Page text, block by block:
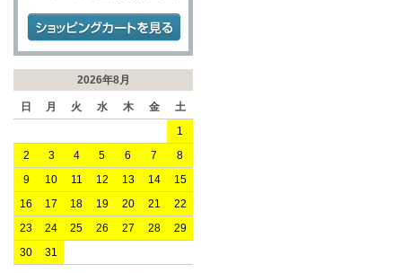
2026年8月
日 月 火 水 木 金
土
1
2
3 4 5 6 7
8
9
10 11 12 13 14
15
16
17 18 19 20 21
22
23
24 25 26 27 28
29
30
31